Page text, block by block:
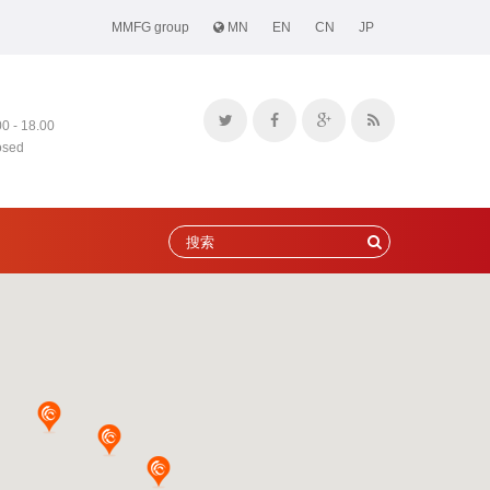
MMFG group MN EN CN JP
- 18.00